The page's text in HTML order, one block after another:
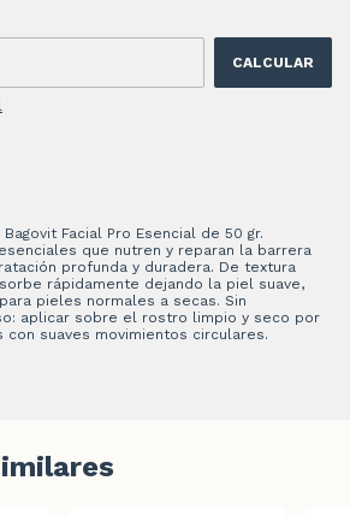
CALCULAR
Facial Pro Esencial de 50 gr.
que nutren y reparan la barrera
profunda y duradera. De textura
rápidamente dejando la piel suave,
pieles normales a secas. Sin
aplicar sobre el rostro limpio y seco por
con suaves movimientos circulares.